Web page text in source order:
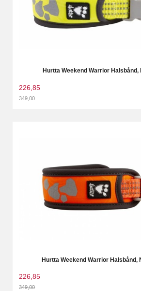
Hurtta Weekend Warrior Halsbånd,
226,85
349,00
Hurtta Weekend Warrior Halsbånd,
226,85
349,00